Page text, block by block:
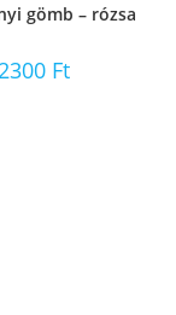
gömb – rózsa
Ft